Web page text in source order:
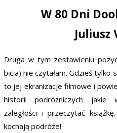
W 80 Dni
Juliusz
Druga w tym zestawieniu
bicia) nie czytałam. Gdzieś tylko
to jej ekranizacje filmowe i
historii podróżniczych jakie
zaległości i przeczytać
kochają podróże!